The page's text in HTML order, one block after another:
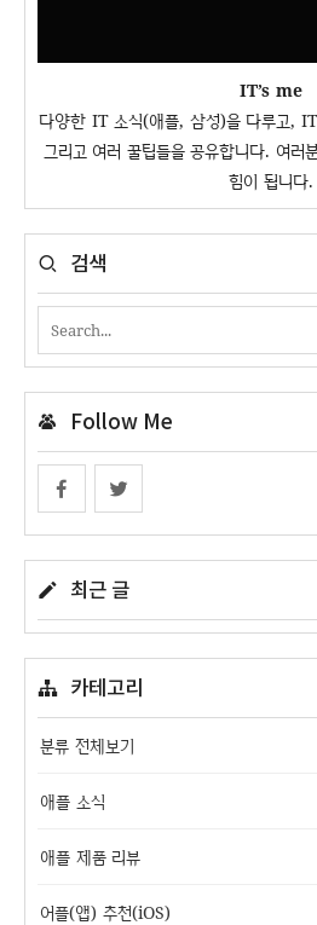
IT’s me
다양한 IT 소식(애플, 삼성)을 다루고,
그리고 여러 꿀팁들을 공유합니다. 여러
힘이 됩니다.
검색
Follow Me
최근 글
카테고리
분류 전체보기
애플 소식
애플 제품 리뷰
어플(앱) 추천(iOS)